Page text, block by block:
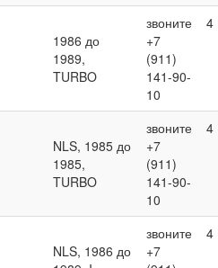
1986 до
1989,
TURBO
звоните
+7
(911)
141-90-
10
4
NLS, 1985 до
1985,
TURBO
звоните
+7
(911)
141-90-
10
4
NLS, 1986 до
звоните
+7
4